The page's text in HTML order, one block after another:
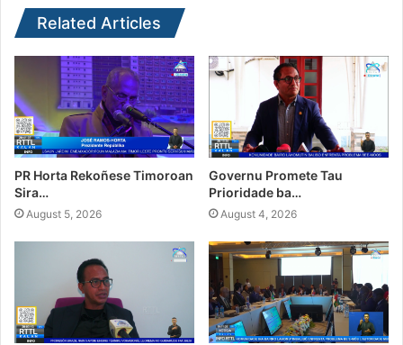
Related Articles
PR Horta Rekoñese Timoroan
Sira…
August 5, 2026
Governu Promete Tau
Prioridade ba…
August 4, 2026